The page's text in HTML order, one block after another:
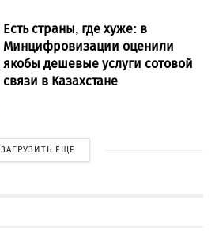
Есть страны, где хуже: в
Минцифровизации оценили
якобы дешевые услуги сотовой
связи в Казахстане
ЗАГРУЗИТЬ ЕЩЕ